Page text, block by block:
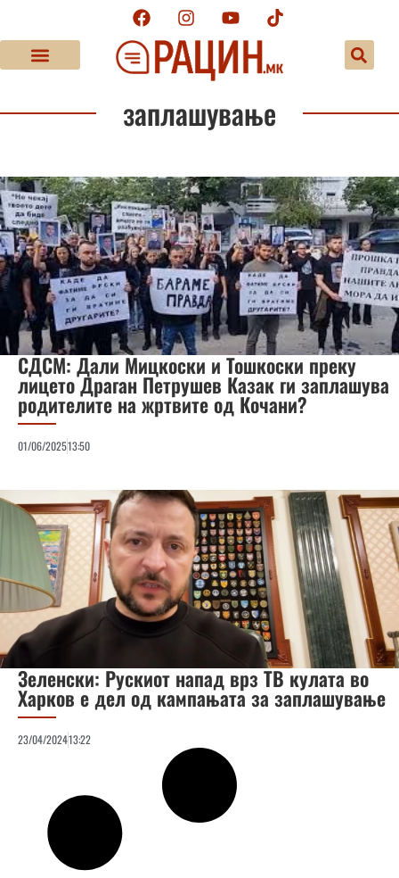
заплашување
СДСМ: Дали Мицкоски и Тошкоски преку
лицето Драган Петрушев Казак ги заплашува
родителите на жртвите од Кочани?
01/06/202513:50
Зеленски: Рускиот напад врз ТВ кулата во
Харков е дел од кампањата за заплашување
23/04/202413:22